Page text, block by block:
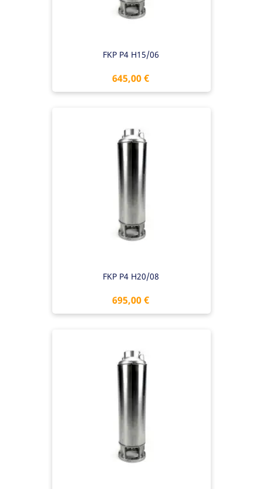
FKP P4 H15/06
Preis
645,00 €
FKP P4 H20/08
Preis
695,00 €